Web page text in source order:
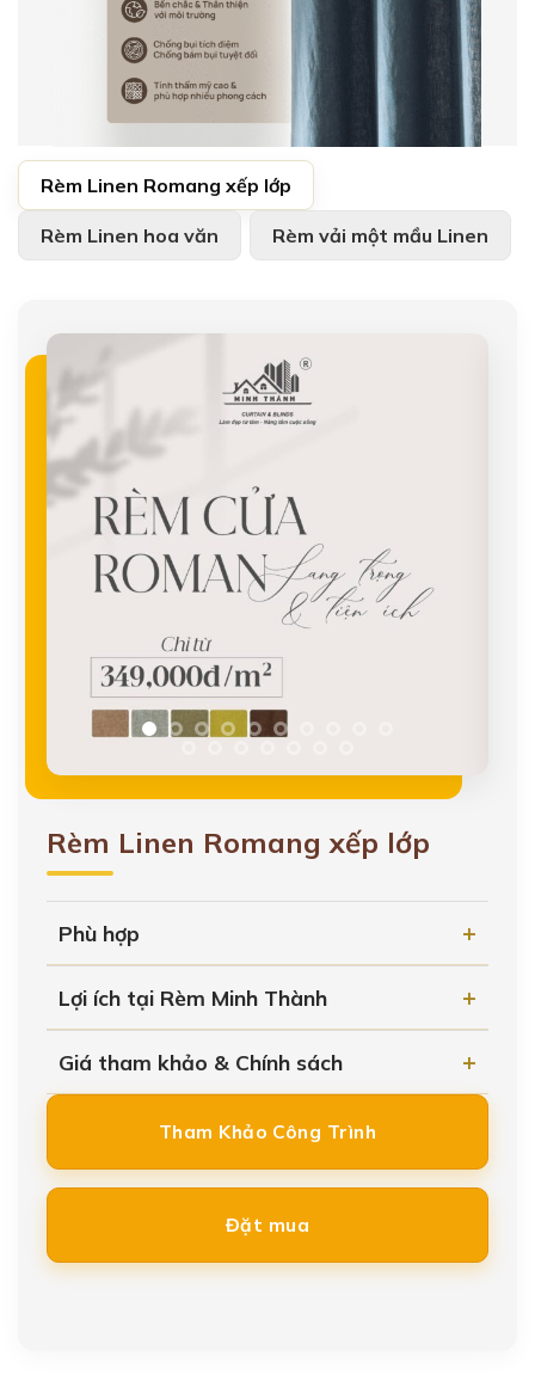
Danh mục sản phẩm Rèm Linen
Rèm Linen Romang xếp lớp
Rèm Linen hoa văn Rèm vải một mầu Linen
Rèm Linen Romang xếp lớp
Phù hợp
Lợi ích tại Rèm Minh Thành
Giá tham khảo & Chính sách
Tham Khảo Công Trình
Đặt mua